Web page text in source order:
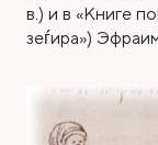
в.) и в «Книге
зеѓира»)